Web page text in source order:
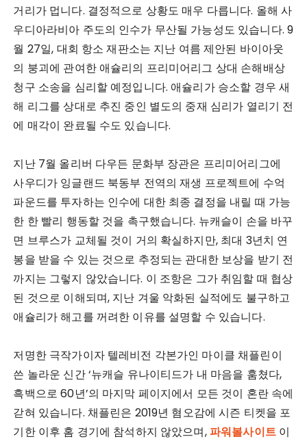
거리가 멉니다. 결정적으로 상황도 매우 다릅니다. 올해 사
우디아라비아 주도의 인수가 무산될 가능성도 있습니다. 9
월 27일, 대회 항소 재판소는 지난 여름 제안된 바이아웃
의 붕괴에 관여한 애슐리의 프리미어리그 상대 손해배상
청구 소송을 심리할 예정입니다. 애슐리가 승소할 경우 새
해 리그를 상대로 추진 중인 별도의 중재 심리가 열리기 전
에 매각이 완료될 수도 있습니다.
지난 7월 올리버 다우든 문화부 장관은 프리미어리그에
사우디가 잉글랜드 북동부 전역의 재생 프로젝트에 수억
파운드를 투자하는 인수에 대한 최종 결정을 내릴 때 가능
한 한 빨리 행동할 것을 촉구했습니다. 뉴캐슬이 손을 바꾸
면 브루스가 교체될 것이 거의 확실하지만, 최대 3년치 연
봉을 받을 수 있는 것으로 추정되는 관대한 보상을 받기 전
까지는 그렇지 않았습니다. 이 조항은 그가 취임할 때 협상
된 것으로 이해되며, 지난 겨울 악화된 실적에도 불구하고
애슐리가 해고를 꺼려한 이유를 설명할 수 있습니다.
저명한 극작가이자 텔레비전 각본가인 마이클 채플린이
쓴 놀라운 신간 ‘뉴캐슬 유나이티드가 내 마음을 훔쳤다,
흑백으로 60년’의 마지막 페이지에서 모든 것이 혼란 속에
갇혀 있습니다. 채플린은 2019년 혐오감에 시즌 티켓을 포
기한 이후 홈 경기에 참석하지 않았으며,파워볼사이트이